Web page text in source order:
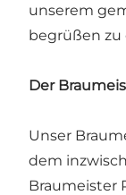
unserem
begrüßen zu
Der
Unser
dem
Braumeister